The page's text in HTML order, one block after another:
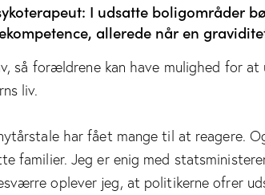
I udsatte boligområder
allerede når en
så forældrene kan have mulighed for
liv.
har fået mange til at reagere.
familier. Jeg er enig med
oplever jeg, at politikerne ofrer